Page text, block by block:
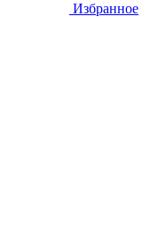
Избранное